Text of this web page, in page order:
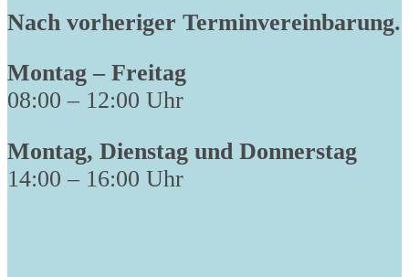
Nach vorheriger Terminvereinbarung.
Montag – Freitag
08:00 – 12:00 Uhr
Montag, Dienstag und Donnerstag
14:00 – 16:00 Uhr